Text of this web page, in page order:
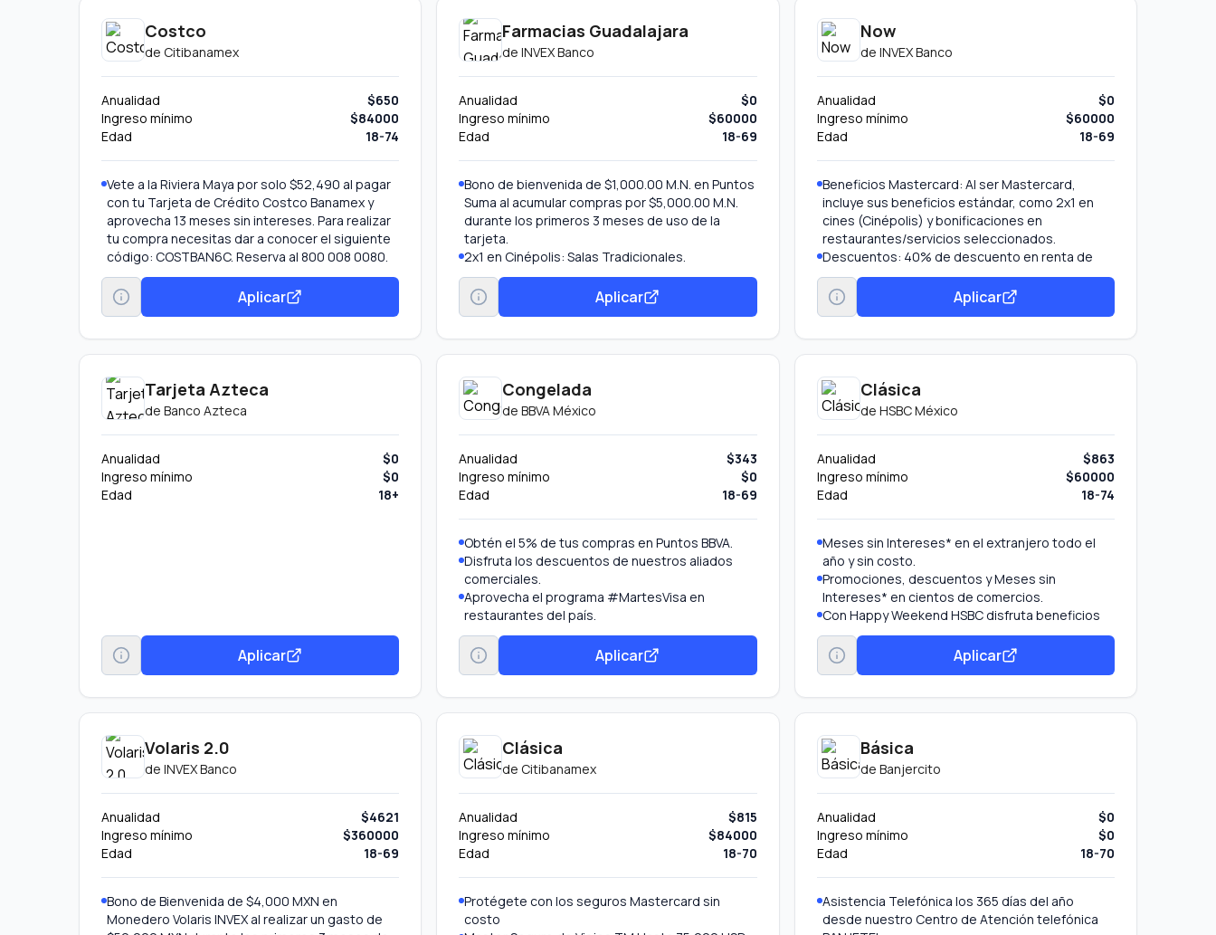
Costco
de Citibanamex
Anualidad
$650
Ingreso mínimo
$84000
Edad
18-74
Vete a la Riviera Maya por solo $52,490 al pagar
con tu Tarjeta de Crédito Costco Banamex y
aprovecha 13 meses sin intereses. Para realizar
tu compra necesitas dar a conocer el siguiente
código: COSTBAN6C. Reserva al 800 008 0080.
Aprovecha Preventas Banamex, accede a
promociones exclusivas y obtén meses sin
intereses en miles de establecimientos.
Aplicar
Farmacias Guadalajara
de INVEX Banco
Anualidad
$0
Ingreso mínimo
$60000
Edad
18-69
Bono de bienvenida de $1,000.00 M.N. en Puntos
Suma al acumular compras por $5,000.00 M.N.
durante los primeros 3 meses de uso de la
tarjeta.
2x1 en Cinépolis: Salas Tradicionales.
Aplicar
Now
de INVEX Banco
Anualidad
$0
Ingreso mínimo
$60000
Edad
18-69
Beneficios Mastercard: Al ser Mastercard,
incluye sus beneficios estándar, como 2x1 en
cines (Cinépolis) y bonificaciones en
restaurantes/servicios seleccionados.
Descuentos: 40% de descuento en renta de
autos.
Pago de servicios: Posibilidad de pagar más de
25 servicios (CFE, Telmex, etc.) desde la app.
Aplicar
Tarjeta Azteca
de Banco Azteca
Anualidad
$0
Ingreso mínimo
$0
Edad
18+
Aplicar
Congelada
de BBVA México
Anualidad
$343
Ingreso mínimo
$0
Edad
18-69
Obtén el 5% de tus compras en Puntos BBVA.
Disfruta los descuentos de nuestros aliados
comerciales.
Aprovecha el programa #MartesVisa en
restaurantes del país.
Aplicar
Clásica
de HSBC México
Anualidad
$863
Ingreso mínimo
$60000
Edad
18-74
Meses sin Intereses* en el extranjero todo el
año y sin costo.
Promociones, descuentos y Meses sin
Intereses* en cientos de comercios.
Con Happy Weekend HSBC disfruta beneficios
especiales.
Aplicar
Volaris 2.0
de INVEX Banco
Anualidad
$4621
Ingreso mínimo
$360000
Edad
18-69
Bono de Bienvenida de $4,000 MXN en
Monedero Volaris INVEX al realizar un gasto de
Clásica
de Citibanamex
Anualidad
$815
Ingreso mínimo
$84000
Edad
18-70
Protégete con los seguros Mastercard sin
costo
Básica
de Banjercito
Anualidad
$0
Ingreso mínimo
$0
Edad
18-70
Asistencia Telefónica los 365 días del año
desde nuestro Centro de Atención telefónica